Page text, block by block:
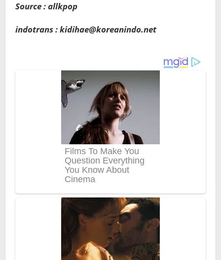
Source : allkpop
indotrans : kidihae@koreanindo.net